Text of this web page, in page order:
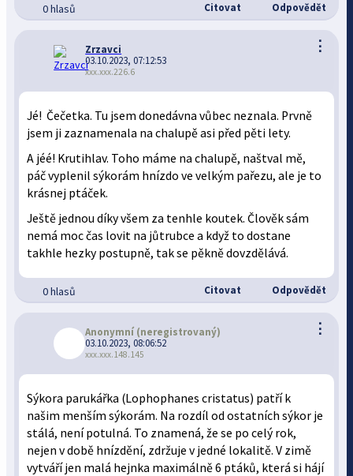
0 hlasů Citovat Odpovědět
⋮
Zrzavci
03.10.2023, 07:12:53
xxx.xxx.226.6
Jé! Čečetka. Tu jsem donedávna vůbec neznala. Prvně
jsem ji zaznamenala na chalupě asi před pěti lety.
A jéé! Krutihlav. Toho máme na chalupě, naštval mě,
páč vyplenil sýkorám hnízdo ve velkým pařezu, ale je to
krásnej ptáček.
Ještě jednou díky všem za tenhle koutek. Člověk sám
nemá moc čas lovit na jůtrubce a když to dostane
takhle hezky postupně, tak se pěkně dovzdělává.
0 hlasů Citovat Odpovědět
⋮
Anonymní (neregistrovaný)
03.10.2023, 08:06:52
xxx.xxx.148.145
Sýkora parukářka (Lophophanes cristatus) patří k
našim menším sýkorám. Na rozdíl od ostatních sýkor je
stálá, není potulná. To znamená, že se po celý rok,
nejen v době hnízdění, zdržuje v jedné lokalitě. V zimě
vytváří jen malá hejnka maximálně 6 ptáků, která si hájí